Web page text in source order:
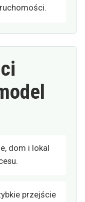
dom i lokal
przejście